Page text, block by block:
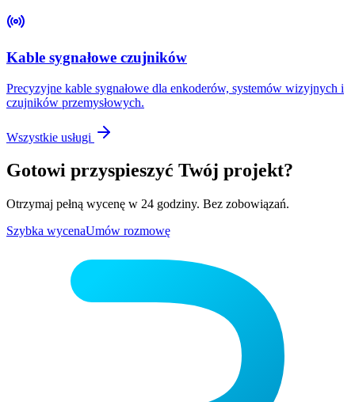
Kable sygnałowe czujników
Precyzyjne kable sygnałowe dla enkoderów, systemów wizyjnych i
czujników przemysłowych.
Wszystkie usługi
Gotowi przyspieszyć Twój projekt?
Otrzymaj pełną wycenę w 24 godziny. Bez zobowiązań.
Szybka wycenaUmów rozmowę